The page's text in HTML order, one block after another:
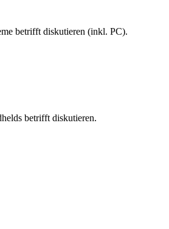
betrifft diskutieren (inkl. PC).
betrifft diskutieren.